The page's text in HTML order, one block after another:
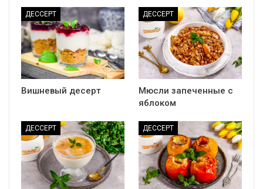
ДЕССЕРТ
Вишневый десерт
ДЕССЕРТ
Мюсли запеченные с
яблоком
ДЕССЕРТ ДЕССЕРТ